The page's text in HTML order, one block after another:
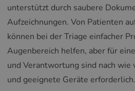
unterstützt durch saubere
Aufzeichnungen. Von Patienten
können bei der Triage einfacher
Augenbereich helfen, aber für
und Verantwortung sind nach
und geeignete Geräte erforderlich.